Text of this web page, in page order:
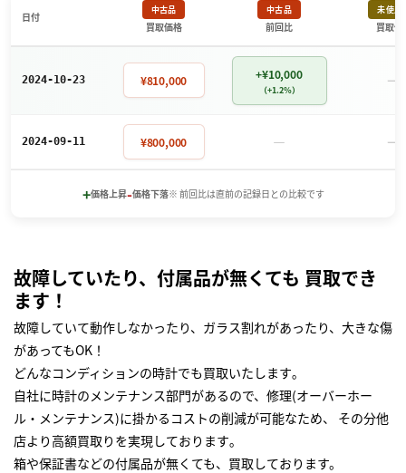
日付
中古品
買取価格
中古品
前回比
未使用
買取価
2024-10-23 ¥810,000 +¥10,000
（+1.2%） －
2024-09-11 ¥800,000 － －
+価格上昇-価格下落※ 前回比は直前の記録日との比較です
故障していたり、付属品が無くても 買取でき
ます！
故障していて動作しなかったり、ガラス割れがあったり、大きな傷
があってもOK！
どんなコンディションの時計でも買取いたします｡
自社に時計のメンテナンス部門があるので、修理(オーバーホー
ル・メンテナンス)に掛かるコストの削減が可能なため、 その分他
店より高額買取りを実現しております｡
箱や保証書などの付属品が無くても、買取しております。